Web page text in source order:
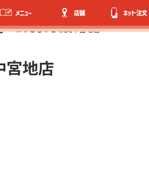
メニュー 店舗 ネット注文
ほっともっと 秩父中宮地店
宮地店